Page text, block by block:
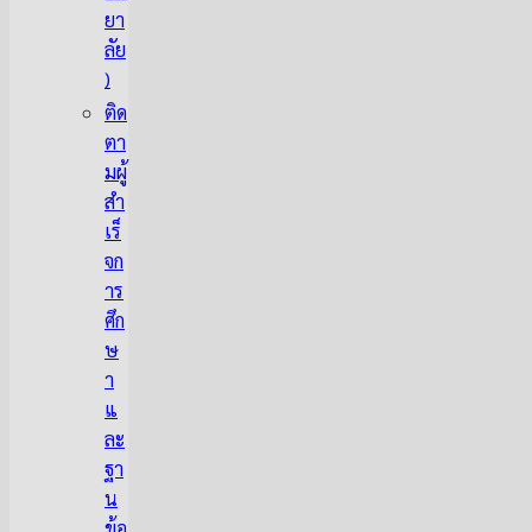
ยา
ลัย
)
ติด
ตา
มผู้
สำ
เร็
จก
าร
ศึก
ษ
า
แ
ละ
ฐา
น